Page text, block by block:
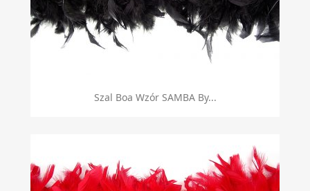
Szal Boa Wzór SAMBA By...